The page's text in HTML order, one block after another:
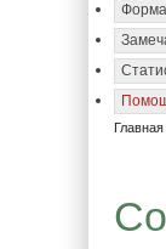
Главная